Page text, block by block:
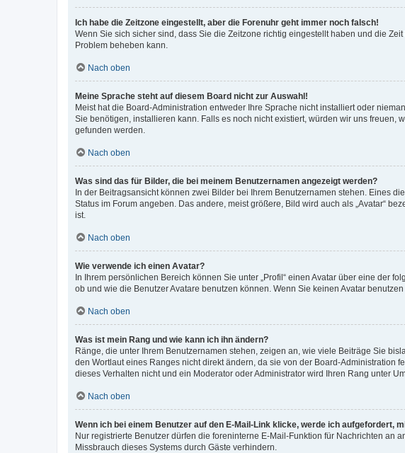
Ich habe die Zeitzone eingestellt, aber die Forenuhr geht immer noch falsch!
Wenn Sie sich sicher sind, dass Sie die Zeitzone richtig eingestellt haben und die
Problem beheben kann.
Nach oben
Meine Sprache steht auf diesem Board nicht zur Auswahl!
Meist hat die Board-Administration entweder Ihre Sprache nicht installiert oder
Sie benötigen, installieren kann. Falls es noch nicht existiert, würden wir uns
gefunden werden.
Nach oben
Was sind das für Bilder, die bei meinem Benutzernamen angezeigt werden?
In der Beitragsansicht können zwei Bilder bei Ihrem Benutzernamen stehen. Eines
Status im Forum angeben. Das andere, meist größere, Bild wird auch als „Avatar“
ist.
Nach oben
Wie verwende ich einen Avatar?
In Ihrem persönlichen Bereich können Sie unter „Profil“ einen Avatar über eine der
ob und wie die Benutzer Avatare benutzen können. Wenn Sie keinen Avatar
Nach oben
Was ist mein Rang und wie kann ich ihn ändern?
Ränge, die unter Ihrem Benutzernamen stehen, zeigen an, wie viele Beiträge Sie
den Wortlaut eines Ranges nicht direkt ändern, da sie von der Board-
dieses Verhalten nicht und ein Moderator oder Administrator wird Ihren Rang unter
Nach oben
Wenn ich bei einem Benutzer auf den E-Mail-Link klicke, werde ich aufgefordert,
Nur registrierte Benutzer dürfen die foreninterne E-Mail-Funktion für Nachrichten an
Missbrauch dieses Systems durch Gäste verhindern.